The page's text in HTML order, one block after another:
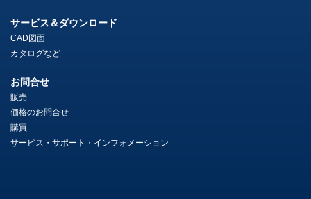
サービス＆ダウンロード
CAD図面
カタログなど
お問合せ
販売
価格のお問合せ
購買
サービス・サポート・インフォメーション